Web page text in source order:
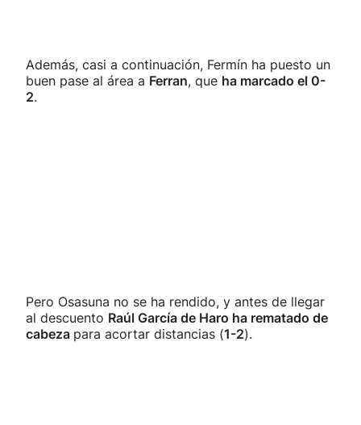
Además, casi a continuación, Fermín ha puesto un
buen pase al área a Ferran, que ha marcado el 0-
2.
Pero Osasuna no se ha rendido, y antes de llegar
al descuento Raúl García de Haro ha rematado de
cabeza para acortar distancias (1-2).